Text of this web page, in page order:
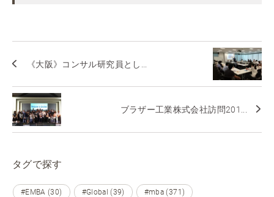
《大阪》コンサル研究員とし...
ブラザー工業株式会社訪問201...
タグで探す
#EMBA (30) #Global (39) #mba (371)